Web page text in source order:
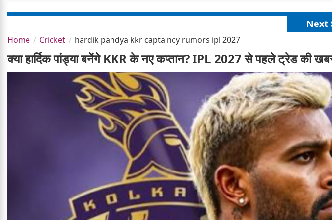
Next
Home Cricket hardik pandya kkr captaincy rumors ipl 2027
क्या हार्दिक पांड्या बनेंगे KKR के नए कप्तान? IPL 2027 से पहले ट्रेड की